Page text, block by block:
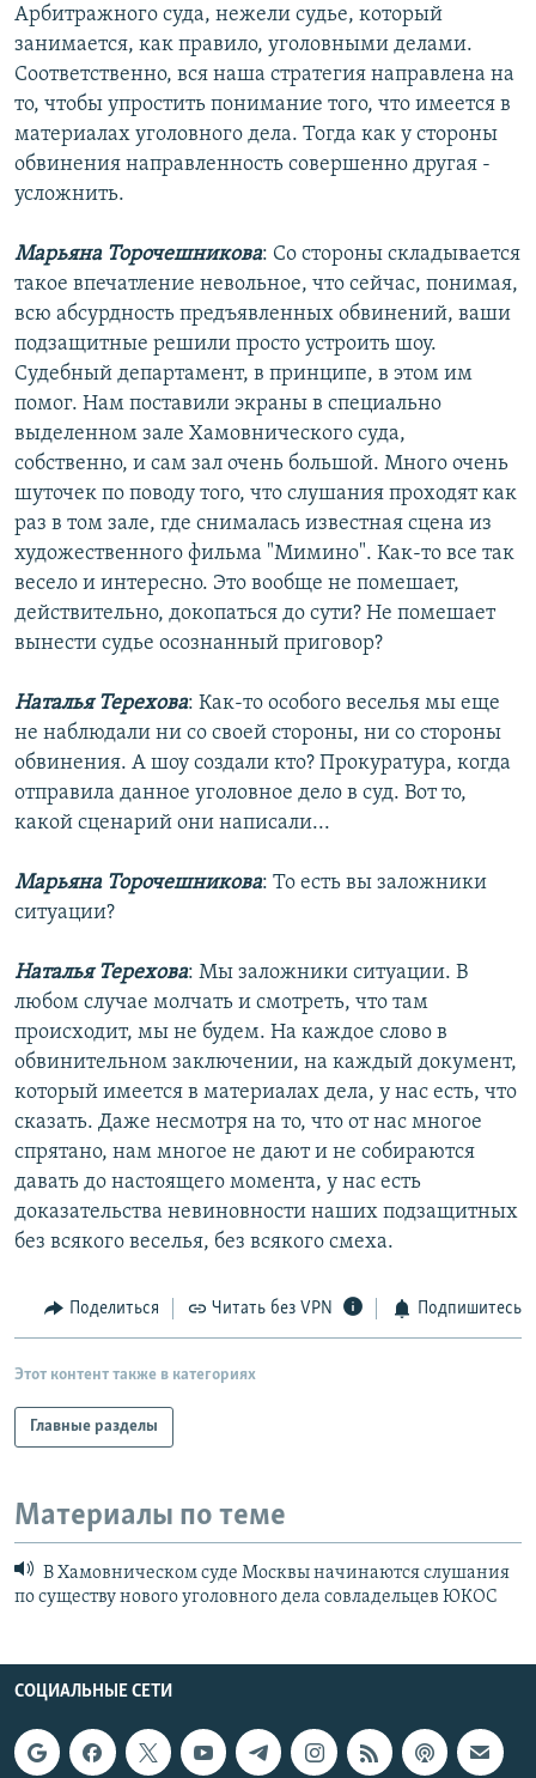
Арбитражного суда, нежели судье, который
занимается, как правило, уголовными делами.
Соответственно, вся наша стратегия направлена на
то, чтобы упростить понимание того, что имеется в
материалах уголовного дела. Тогда как у стороны
обвинения направленность совершенно другая -
усложнить.
Марьяна Торочешникова: Со стороны складывается
такое впечатление невольное, что сейчас, понимая,
всю абсурдность предъявленных обвинений, ваши
подзащитные решили просто устроить шоу.
Судебный департамент, в принципе, в этом им
помог. Нам поставили экраны в специально
выделенном зале Хамовнического суда,
собственно, и сам зал очень большой. Много очень
шуточек по поводу того, что слушания проходят как
раз в том зале, где снималась известная сцена из
художественного фильма "Мимино". Как-то все так
весело и интересно. Это вообще не помешает,
действительно, докопаться до сути? Не помешает
вынести судье осознанный приговор?
Наталья Терехова: Как-то особого веселья мы еще
не наблюдали ни со своей стороны, ни со стороны
обвинения. А шоу создали кто? Прокуратура, когда
отправила данное уголовное дело в суд. Вот то,
какой сценарий они написали...
Марьяна Торочешникова: То есть вы заложники
ситуации?
Наталья Терехова: Мы заложники ситуации. В
любом случае молчать и смотреть, что там
происходит, мы не будем. На каждое слово в
обвинительном заключении, на каждый документ,
который имеется в материалах дела, у нас есть, что
сказать. Даже несмотря на то, что от нас многое
спрятано, нам многое не дают и не собираются
давать до настоящего момента, у нас есть
доказательства невиновности наших подзащитных
без всякого веселья, без всякого смеха.
Поделиться Читать без VPN Подпишитесь
Этот контент также в категориях
Главные разделы
Материалы по теме
В Хамовническом суде Москвы начинаются слушания
по существу нового уголовного дела совладельцев ЮКОС
СОЦИАЛЬНЫЕ СЕТИ